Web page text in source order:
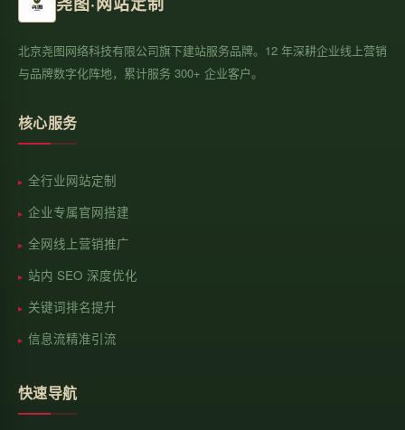
北京尧图网络科技有限公司旗下建站服务品牌。12 年深耕企业线上营销
与品牌数字化阵地，累计服务 300+ 企业客户。
核心服务
全行业网站定制
企业专属官网搭建
全网线上营销推广
站内 SEO 深度优化
关键词排名提升
信息流精准引流
快速导航